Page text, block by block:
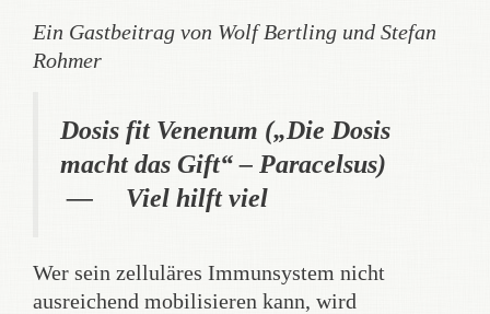
Ein Gastbeitrag von Wolf Bertling und Stefan
Rohmer
Dosis fit Venenum („Die Dosis
macht das Gift“ – Paracelsus)
— Viel hilft viel
Wer sein zelluläres Immunsystem nicht
ausreichend mobilisieren kann, wird